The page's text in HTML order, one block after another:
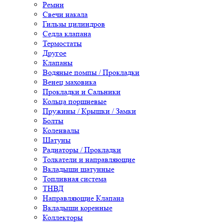
Ремни
Свечи накала
Гильзы цилиндров
Седла клапана
Термостаты
Другое
Клапаны
Водяные помпы / Прокладки
Венец маховика
Прокладки и Сальники
Кольца поршневые
Пружины / Крышки / Замки
Болты
Коленвалы
Шатуны
Радиаторы / Прокладки
Толкатели и направляющие
Вкладыши шатунные
Топливная система
ТНВД
Направляющие Клапана
Вкладыши коренные
Коллекторы